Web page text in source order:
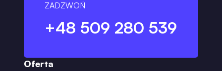
ZADZWOŃ
+48 509 280 539
Oferta